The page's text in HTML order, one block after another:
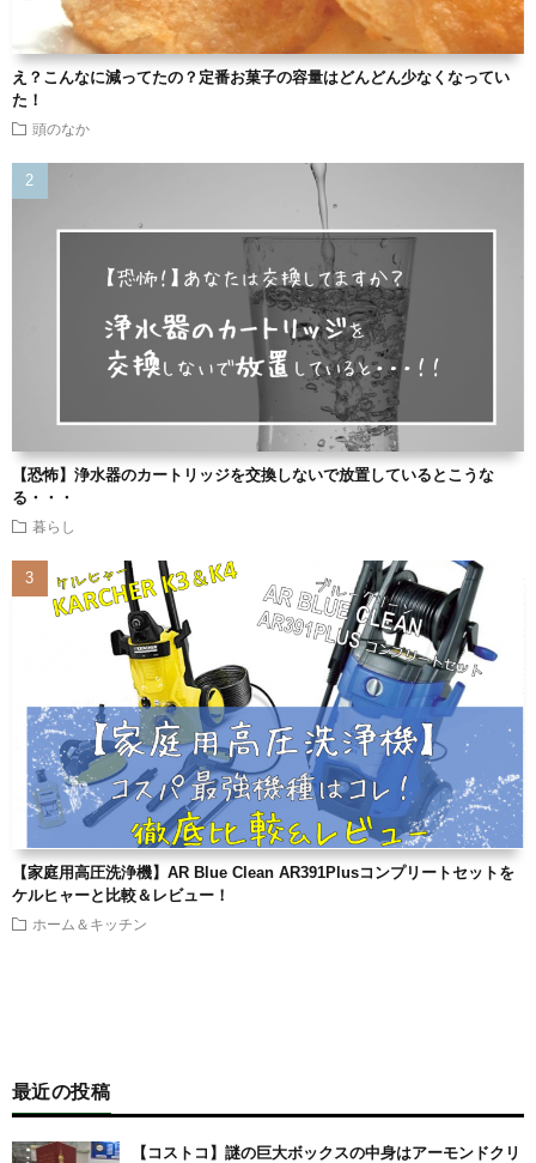
え？こんなに減ってたの？定番お菓子の容量はどんどん少なくなってい
た！
頭のなか
【恐怖】浄水器のカートリッジを交換しないで放置しているとこうな
る・・・
暮らし
【家庭用高圧洗浄機】AR Blue Clean AR391Plusコンプリートセットを
ケルヒャーと比較＆レビュー！
ホーム＆キッチン
最近の投稿
【コストコ】謎の巨大ボックスの中身はアーモンドクリ